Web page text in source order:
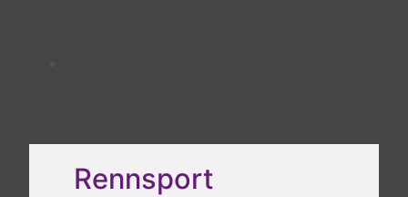
Rennsport